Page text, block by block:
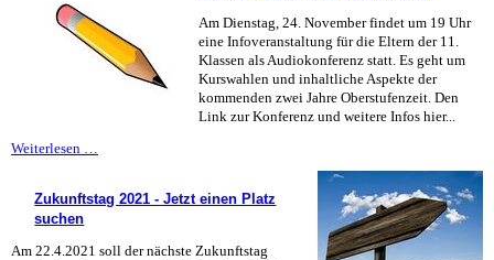
Am Dienstag, 24. November findet um 19 Uhr
eine Infoveranstaltung für die Eltern der 11.
Klassen als Audiokonferenz statt. Es geht um
Kurswahlen und inhaltliche Aspekte der
kommenden zwei Jahre Oberstufenzeit. Den
Link zur Konferenz und weitere Infos hier...
Weiterlesen …
11
Zukunftstag 2021 - Jetzt einen Platz
suchen
Am 22.4.2021 soll der nächste Zukunftstag